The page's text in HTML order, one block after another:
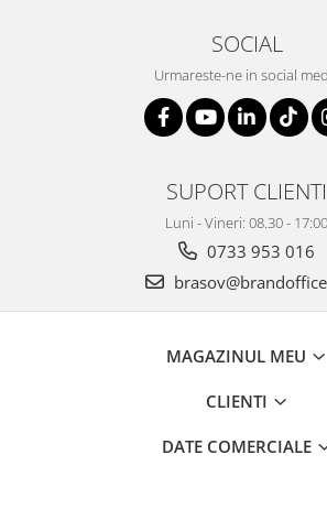
Periferice PC si accesorii
Tehnica si mobilier pentru birou
Ghilotine și Trimmere
Cosuri de gunoi pentru birou
SOCIAL
Urmareste-ne in social
SUPORT CLIENTI
Luni - Vineri: 08.30 - 17:00
0733 953 016
MAGAZINUL MEU
CLIENTI
DATE COMERCIALE